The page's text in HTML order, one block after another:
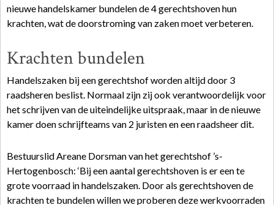
nieuwe handelskamer bundelen de 4 gerechtshoven hun
krachten, wat de doorstroming van zaken moet verbeteren.
Krachten bundelen
Handelszaken bij een gerechtshof worden altijd door 3
raadsheren beslist. Normaal zijn zij ook verantwoordelijk voor
het schrijven van de uiteindelijke uitspraak, maar in de nieuwe
kamer doen schrijfteams van 2 juristen en een raadsheer dit.
Bestuurslid Areane Dorsman van het gerechtshof ’s-
Hertogenbosch: ‘Bij een aantal gerechtshoven is er een te
grote voorraad in handelszaken. Door als gerechtshoven de
krachten te bundelen willen we proberen deze werkvoorraden